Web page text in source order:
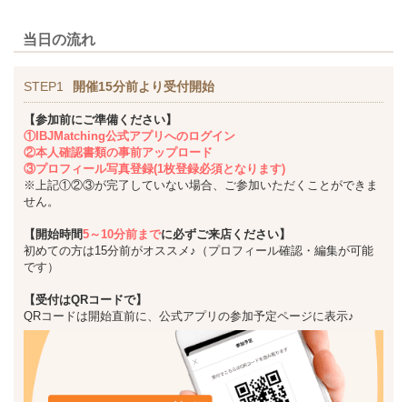
当日の流れ
STEP1 開催15分前より受付開始
【参加前にご準備ください】
①IBJMatching公式アプリへのログイン
②本人確認書類の事前アップロード
③プロフィール写真登録(1枚登録必須となります)
※上記①②③が完了していない場合、ご参加いただくことができま
せん。
【開始時間5～10分前までに必ずご来店ください】
初めての方は15分前がオススメ♪（プロフィール確認・編集が可能
です）
【受付はQRコードで】
QRコードは開始直前に、公式アプリの参加予定ページに表示♪